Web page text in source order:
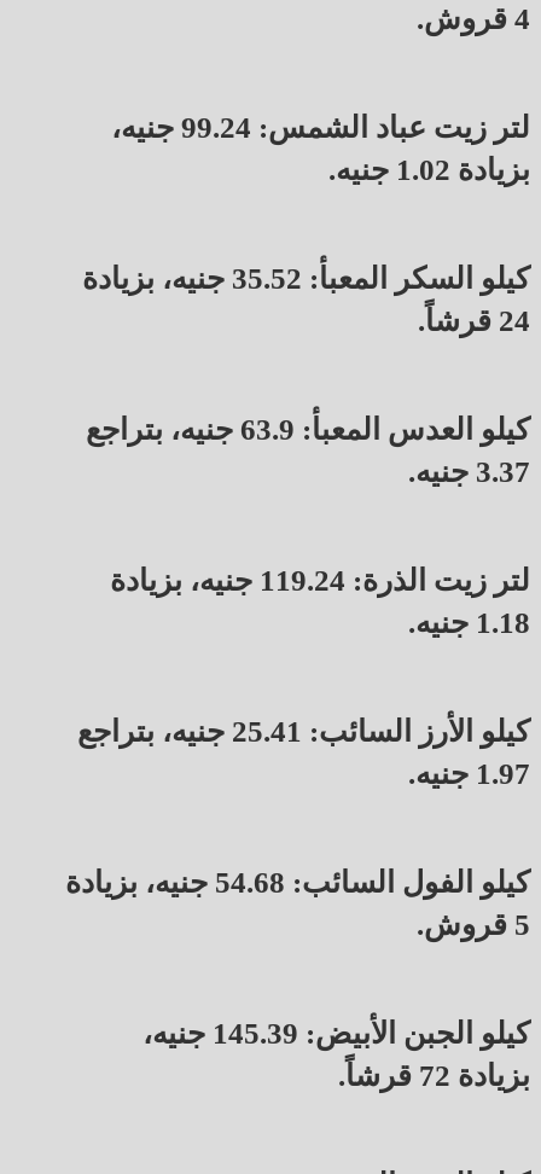
4 قروش.
لتر زيت عباد الشمس: 99.24 جنيه،
بزيادة 1.02 جنيه.
كيلو السكر المعبأ: 35.52 جنيه، بزيادة
24 قرشاً.
كيلو العدس المعبأ: 63.9 جنيه، بتراجع
3.37 جنيه.
لتر زيت الذرة: 119.24 جنيه، بزيادة
1.18 جنيه.
كيلو الأرز السائب: 25.41 جنيه، بتراجع
1.97 جنيه.
كيلو الفول السائب: 54.68 جنيه، بزيادة
5 قروش.
كيلو الجبن الأبيض: 145.39 جنيه،
بزيادة 72 قرشاً.